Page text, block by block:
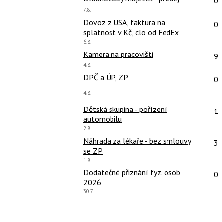
Poslední
7.8.
Dovoz z USA, faktura na
splatnost v Kč, clo od FedEx
0
Poslední
6.8.
Kamera na pracovišti 9
Poslední
4.8.
DPČ a ÚP, ZP 0
Poslední
4.8.
Dětská skupina - pořízení
automobilu
1
Poslední
2.8.
Náhrada za lékaře - bez smlouvy
se ZP
3
Poslední
1.8.
Dodatečné přiznání fyz. osob
2026
0
Poslední
30.7.